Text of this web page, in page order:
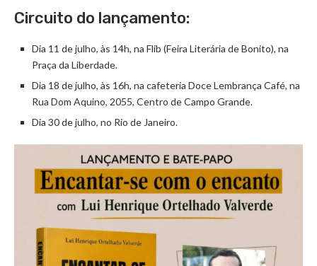
Circuito do lançamento:
Dia 11 de julho, às 14h, na Flib (Feira Literária de Bonito), na
Praça da Liberdade.
Dia 18 de julho, às 16h, na cafeteria Doce Lembrança Café, na
Rua Dom Aquino, 2055, Centro de Campo Grande.
Dia 30 de julho, no Rio de Janeiro.